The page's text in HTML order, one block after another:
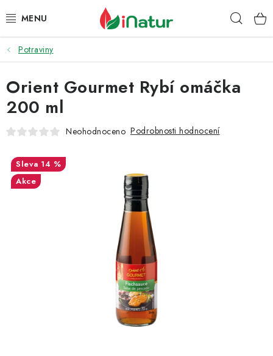
na
POTRAVINY
OŘECHY A SUŠENÉ PLODY
SNACKY
EKO DROGERIE A KOSMETIKA
Potraviny
Orient Gourmet Rybí omáčka
200 ml
Neohodnoceno Podrobnosti hodnocení
14 %
Akce